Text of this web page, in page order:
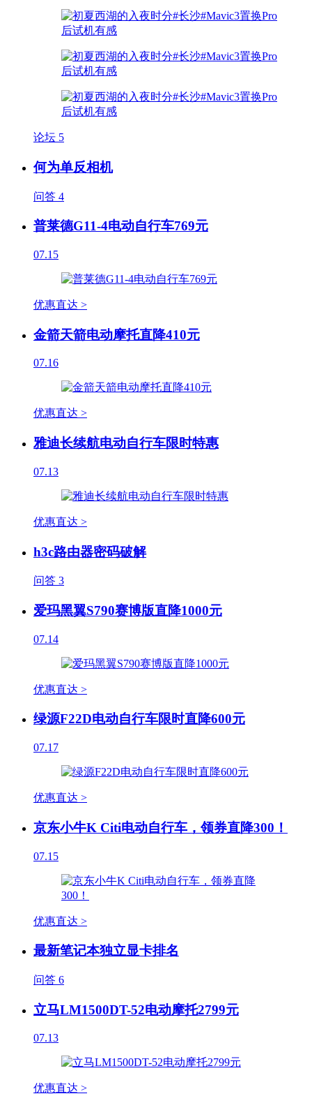
论坛 5
何为单反相机
问答 4
普莱德G11-4电动自行车769元
07.15
优惠直达 >
金箭天箭电动摩托直降410元
07.16
优惠直达 >
雅迪长续航电动自行车限时特惠
07.13
优惠直达 >
h3c路由器密码破解
问答 3
爱玛黑翼S790赛博版直降1000元
07.14
优惠直达 >
绿源F22D电动自行车限时直降600元
07.17
优惠直达 >
京东小牛K Citi电动自行车，领券直降300！
07.15
优惠直达 >
最新笔记本独立显卡排名
问答 6
立马LM1500DT-52电动摩托2799元
07.13
优惠直达 >